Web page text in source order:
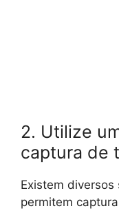
2. Utilize
captura de
Existem
permitem